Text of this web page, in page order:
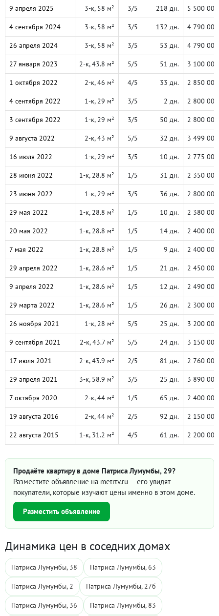
9 апреля 2025 3-к, 58 м² 3/5 218 дн. 5 500 000
4 сентября 2024 3-к, 58 м² 3/5 132 дн. 4 790 000
26 апреля 2024 3-к, 58 м² 3/5 53 дн. 4 790 000
27 января 2023 2-к, 43.8 м² 5/5 51 дн. 3 100 000
1 октября 2022 2-к, 46 м² 4/5 33 дн. 2 850 000
4 сентября 2022 1-к, 29 м² 3/5 2 дн. 2 800 000
3 сентября 2022 1-к, 29 м² 3/5 50 дн. 2 800 000
9 августа 2022 2-к, 43 м² 5/5 32 дн. 3 499 000
16 июля 2022 1-к, 29 м² 3/5 10 дн. 2 775 000
28 июня 2022 1-к, 28.8 м² 1/5 31 дн. 2 350 000
23 июня 2022 1-к, 29 м² 3/5 36 дн. 2 800 000
29 мая 2022 1-к, 28.8 м² 1/5 10 дн. 2 380 000
20 мая 2022 1-к, 28.8 м² 1/5 14 дн. 2 400 000
7 мая 2022 1-к, 28.8 м² 1/5 9 дн. 2 400 000
29 апреля 2022 1-к, 28.6 м² 1/5 21 дн. 2 450 000
9 апреля 2022 1-к, 28.6 м² 1/5 12 дн. 2 490 000
29 марта 2022 1-к, 28.6 м² 1/5 26 дн. 2 300 000
26 ноября 2021 1-к, 28 м² 5/5 25 дн. 3 200 000
9 сентября 2021 2-к, 43.7 м² 5/5 24 дн. 3 150 000
17 июля 2021 2-к, 43.9 м² 2/5 81 дн. 2 760 000
29 апреля 2021 3-к, 58.9 м² 3/5 25 дн. 3 890 000
7 октября 2020 2-к, 44 м² 1/5 65 дн. 2 400 000
19 августа 2016 2-к, 44 м² 2/5 92 дн. 2 150 000
22 августа 2015 1-к, 31.2 м² 4/5 61 дн. 2 200 000
Продаёте квартиру в доме Патриса Лумумбы, 29?
Разместите объявление на metrtv.ru — его увидят
покупатели, которые изучают цены именно в этом доме.
Разместить объявление
Динамика цен в соседних домах
Патриса Лумумбы, 38 Патриса Лумумбы, 63
Патриса Лумумбы, 2 Патриса Лумумбы, 27б
Патриса Лумумбы, 36 Патриса Лумумбы, 83